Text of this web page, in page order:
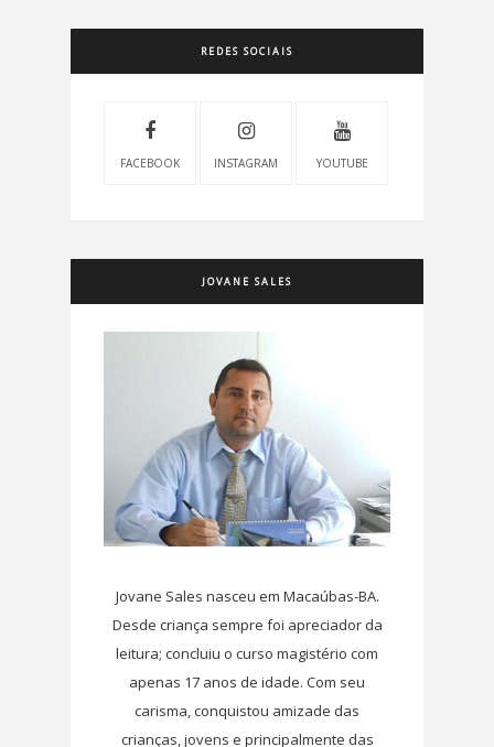
REDES SOCIAIS
FACEBOOK INSTAGRAM YOUTUBE
JOVANE SALES
Jovane Sales nasceu em Macaúbas-BA.
Desde criança sempre foi apreciador da
leitura; concluiu o curso magistério com
apenas 17 anos de idade. Com seu
carisma, conquistou amizade das
crianças, jovens e principalmente das